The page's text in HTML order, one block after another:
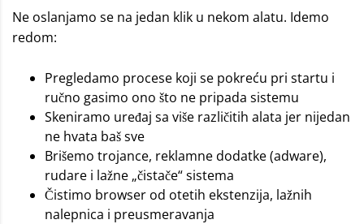
Ne oslanjamo se na jedan klik u nekom alatu. Idemo
redom:
Pregledamo procese koji se pokreću pri startu i
ručno gasimo ono što ne pripada sistemu
Skeniramo uređaj sa više različitih alata jer nijedan
ne hvata baš sve
Brišemo trojance, reklamne dodatke (adware),
rudare i lažne „čistače“ sistema
Čistimo browser od otetih ekstenzija, lažnih
nalepnica i preusmeravanja